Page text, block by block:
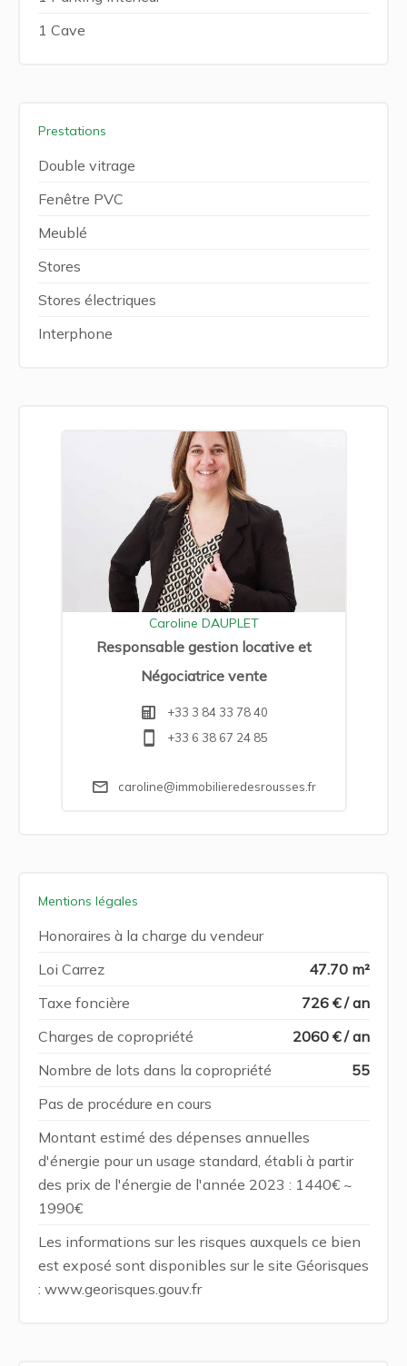
1 Cave
Prestations
Double vitrage
Fenêtre PVC
Meublé
Stores
Stores électriques
Interphone
Caroline DAUPLET
Responsable gestion locative et
Négociatrice vente
+33 3 84 33 78 40
+33 6 38 67 24 85
caroline@immobilieredesrousses.fr
Mentions légales
Honoraires à la charge du vendeur
Loi Carrez
47.70 m²
Taxe foncière
726 € / an
Charges de copropriété
2060 € / an
Nombre de lots dans la copropriété
55
Pas de procédure en cours
Montant estimé des dépenses annuelles
d'énergie pour un usage standard, établi à partir
des prix de l'énergie de l'année 2023 : 1440€ ~
1990€
Les informations sur les risques auxquels ce bien
est exposé sont disponibles sur le site Géorisques
: www.georisques.gouv.fr